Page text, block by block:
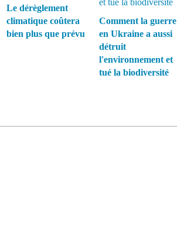
Le dérèglement
climatique coûtera
bien plus que prévu
Comment la guerre
en Ukraine a aussi
détruit
l'environnement et
tué la biodiversité